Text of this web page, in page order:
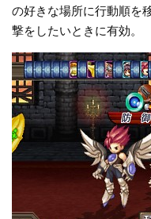
の好きな場所に行動順を
撃をしたいときに有効。